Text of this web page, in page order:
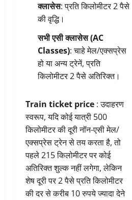
क्लासेस: प्रति किलोमीटर 2 पैसे
की वृद्धि।
सभी एसी क्लासेस (AC
Classes): चाहे मेल/एक्सप्रेस
हो या अन्य ट्रेनें, प्रति
किलोमीटर 2 पैसे अतिरिक्त।
Train ticket price : उदाहरण
स्वरूप, यदि कोई यात्री 500
किलोमीटर की दूरी नॉन-एसी मेल/
एक्सप्रेस ट्रेन से तय करता है, तो
पहले 215 किलोमीटर पर कोई
अतिरिक्त शुल्क नहीं लगेगा, लेकिन
शेष दूरी पर 2 पैसे प्रति किलोमीटर
की दर से करीब 10 रुपये ज्यादा देने